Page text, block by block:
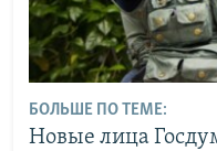
БОЛЬШЕ ПО ТЕМЕ:
Новые лица